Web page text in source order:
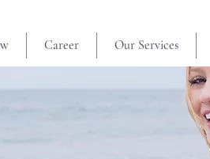
Career Our Services